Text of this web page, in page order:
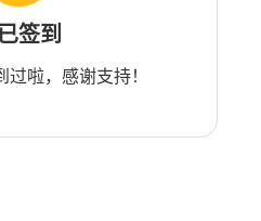
签到
啦，感谢支持！